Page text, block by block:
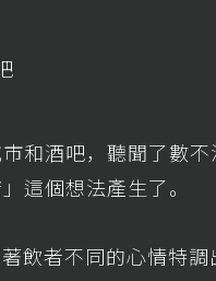
和酒吧，聽聞了數
這個想法產生了。
飲者不同的心情特調